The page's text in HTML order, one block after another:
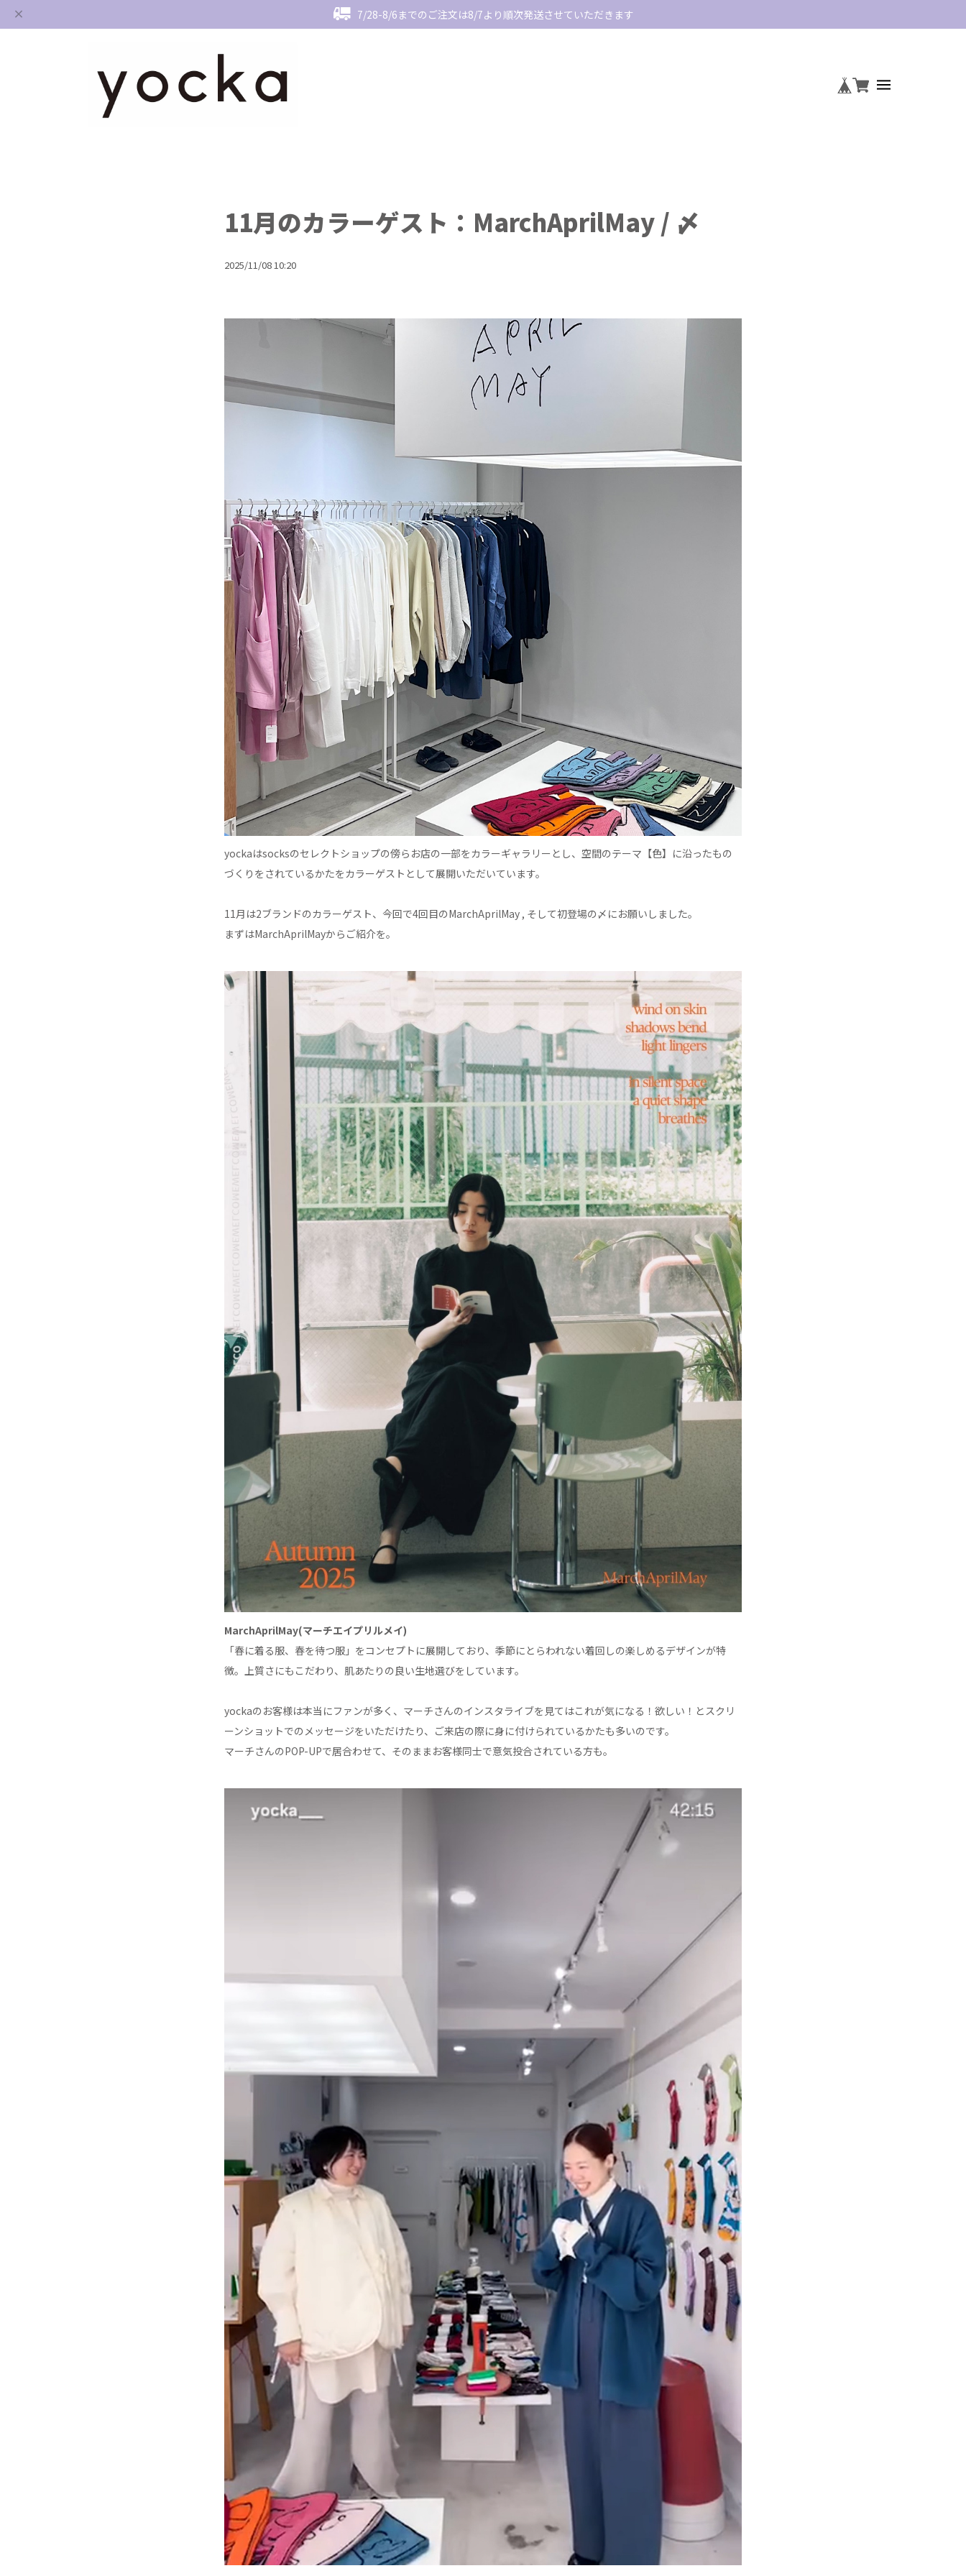
7/28-8/6までのご注文は8/7より順次発送させていただきます
11月のカラーゲスト：MarchAprilMay / 〆
2025/11/08 10:20
yockaはsocksのセレクトショップの傍らお店の一部をカラーギャラリーとし、空間のテーマ【色】に沿ったもの
づくりをされているかたをカラーゲストとして展開いただいています。
11月は2ブランドのカラーゲスト、今回で4回目のMarchAprilMay , そして初登場の〆にお願いしました。
まずはMarchAprilMayからご紹介を。
MarchAprilMay(マーチエイプリルメイ)
「春に着る服、春を待つ服」をコンセプトに展開しており、季節にとらわれない着回しの楽しめるデザインが特
徴。上質さにもこだわり、肌あたりの良い生地選びをしています。
yockaのお客様は本当にファンが多く、マーチさんのインスタライブを見てはこれが気になる！欲しい！とスクリ
ーンショットでのメッセージをいただけたり、ご来店の際に身に付けられているかたも多いのです。
マーチさんのPOP-UPで居合わせて、そのままお客様同士で意気投合されている方も。